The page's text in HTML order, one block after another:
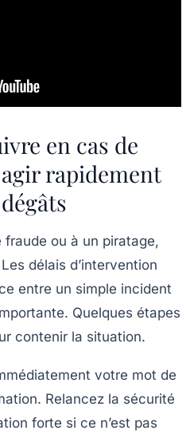
en cas de
rapidement
ou à un piratage,
délais d’intervention
entre un simple incident
Quelques étapes
contenir la situation.
votre mot de
Relancez la sécurité
forte si ce n’est pas